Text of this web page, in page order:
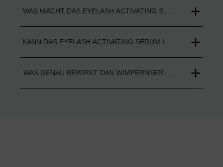
WAS MACHT DAS EYELASH ACTIVATING SERUM IM
KANN DAS EYELASH ACTIVATING SERUM IRRITATIONEN
WAS GENAU BEWIRKT DAS WIMPERNSERUM?